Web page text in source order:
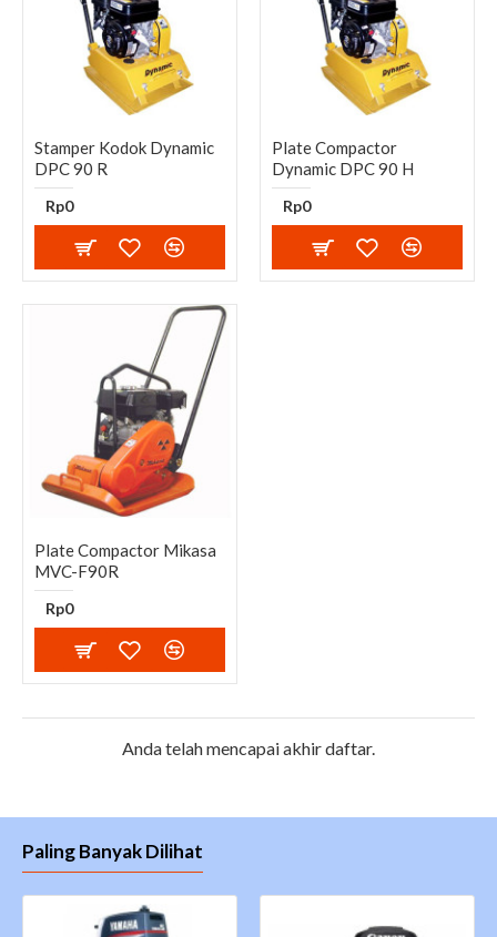
Stamper Kodok Dynamic
DPC 90 R
Rp0
Plate Compactor
Dynamic DPC 90 H
Rp0
Plate Compactor Mikasa
MVC-F90R
Rp0
Anda telah mencapai akhir daftar.
Paling Banyak Dilihat